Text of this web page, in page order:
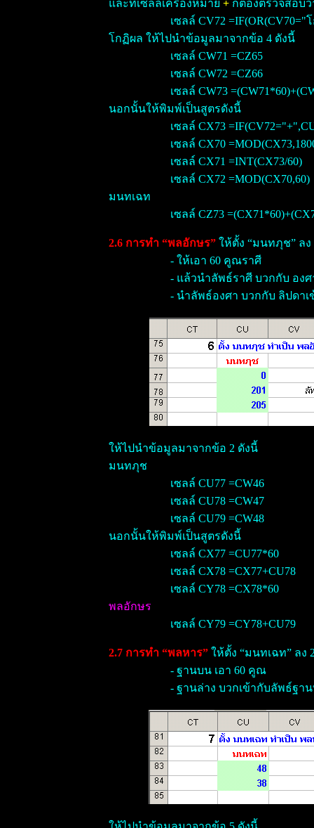
และที่เซลล์เครื่องหมาย +ก็ต้องตรวจสอบ
เซลล์ CV72
โกฏิผล ให้ไปนำข้อมูลมาจากข้อ 4 ดังนี้
เซลล์ CW71 =CZ65
เซลล์ CW72 =CZ66
เซลล์ CW73
นอกนั้นให้พิมพ์เป็นสูตรดังนี้
เซลล์ CX73
เซลล์ CX70
เซลล์ CX71 =INT(CX73/60)
เซลล์ CX72 =MOD(CX70,60)
มนทเฉท
เซลล์ CZ73
2.6 การทำ “พลอักษร”ให้ตั้ง “มนทภุช” ลง
- ให้เอา 60 คูณราศี
- แล้วนำลัพธ์ราศี บวกกับ องศ
- นำลัพธ์องศา บวกกับ ลิปดาเ
ให้ไปนำข้อมูลมาจากข้อ 2 ดังนี้
มนทภุช
เซลล์ CU77 =CW46
เซลล์ CU78 =CW47
เซลล์ CU79 =CW48
นอกนั้นให้พิมพ์เป็นสูตรดังนี้
เซลล์ CX77 =CU77*60
เซลล์ CX78 =CX77+CU78
เซลล์ CY78 =CX78*60
พลอักษร
เซลล์ CY79 =CY78+CU79
2.7 การทำ “พลหาร”ให้ตั้ง “มนทเฉท” ลง
- ฐานบน เอา 60 คูณ
- ฐานล่าง บวกเข้ากับลัพธ์ฐา